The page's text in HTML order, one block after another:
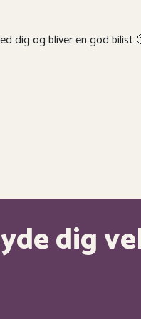
dig og bliver en god bilist
dig